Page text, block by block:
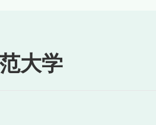
大学